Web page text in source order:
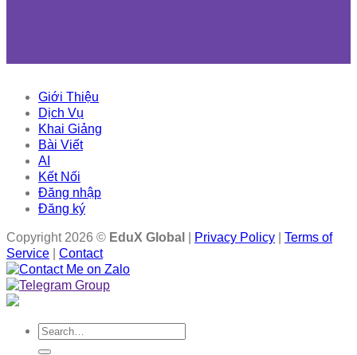
Giới Thiệu
Dịch Vụ
Khai Giảng
Bài Viết
AI
Kết Nối
Đăng nhập
Đăng ký
Copyright 2026 © EduX Global Privacy Policy
Terms of
Service
Contact
Search